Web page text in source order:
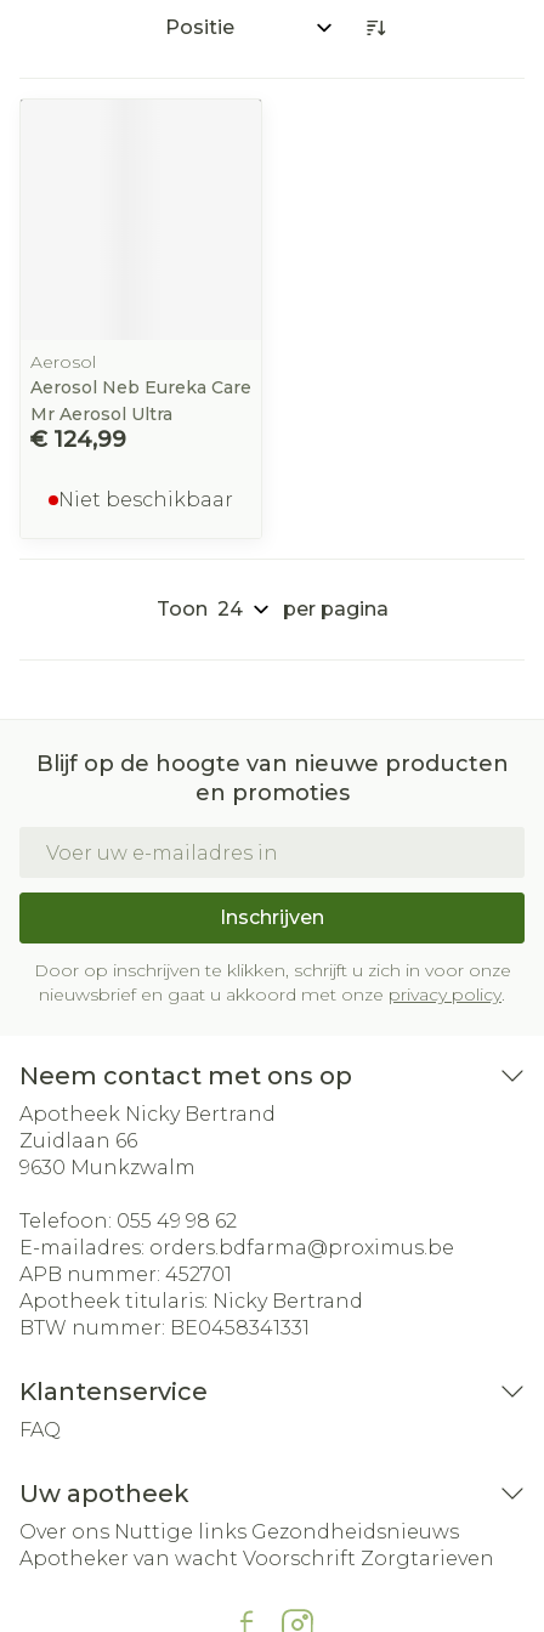
Sorteer op:
Aerosol
Aerosol Neb Eureka Care
Mr Aerosol Ultra
€ 124,99
Niet beschikbaar
Toon per pagina
Blijf op de hoogte van nieuwe producten
en promoties
Inschrijven
Door op inschrijven te klikken, schrijft u zich in voor onze
nieuwsbrief en gaat u akkoord met onze privacy policy.
Neem contact met ons op
Apotheek Nicky Bertrand
Zuidlaan 66
9630 Munkzwalm
Telefoon: 055 49 98 62
E-mailadres: orders.bdfarma@proximus.be
APB nummer: 452701
Apotheek titularis: Nicky Bertrand
BTW nummer: BE0458341331
Klantenservice
FAQ
Uw apotheek
Over ons Nuttige links Gezondheidsnieuws
Apotheker van wacht Voorschrift Zorgtarieven